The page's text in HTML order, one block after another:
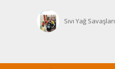
Sıvı Yağ Savaşları